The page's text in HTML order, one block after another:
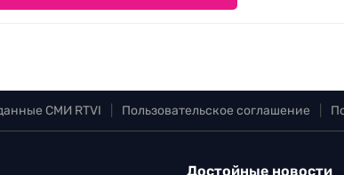
СМИ RTVI Пользовательское соглашение
Достойные новости